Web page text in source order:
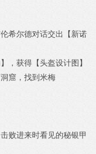
希尔德对话交出【新诺
，获得【头盔设计图】
窟，找到米梅
败进来时看见的秘银甲